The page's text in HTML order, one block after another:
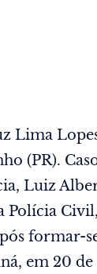
Lima
(PR).
Luiz
formar-
em 20